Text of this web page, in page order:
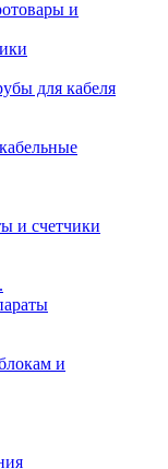
и
для кабеля
и счетчики
и